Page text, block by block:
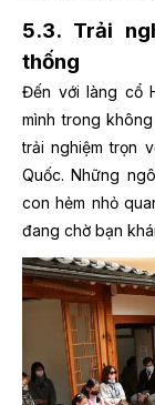
5.3. Trải
thống
Đến với làng cổ
mình trong
trải nghiệm trọn
Quốc. Những
con hẻm nhỏ
đang chờ bạn